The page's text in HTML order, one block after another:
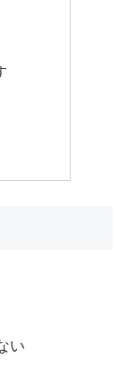
い